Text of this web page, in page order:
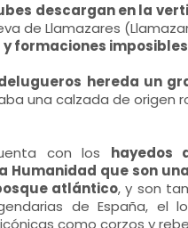
descargan en la
de Llamazares
formaciones imposibles
hereda un
una calzada de origen
con los hayedos
Humanidad que son
atlántico, y son
de España, el
como corzos y